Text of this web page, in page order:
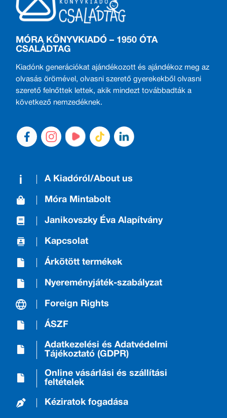
MÓRA KÖNYVKIADÓ – 1950 ÓTA
CSALÁDTAG
Kiadónk generációkat ajándékozott és ajándékoz meg az
olvasás örömével, olvasni szerető gyerekekből olvasni
szerető felnőttek lettek, akik mindezt továbbadták a
következő nemzedéknek.
A Kiadóról/About us
Móra Mintabolt
Janikovszky Éva Alapítvány
Kapcsolat
Árkötött termékek
Nyereményjáték-szabályzat
Foreign Rights
ÁSZF
Adatkezelési és Adatvédelmi
Tájékoztató (GDPR)
Online vásárlási és szállítási
feltételek
Kéziratok fogadása